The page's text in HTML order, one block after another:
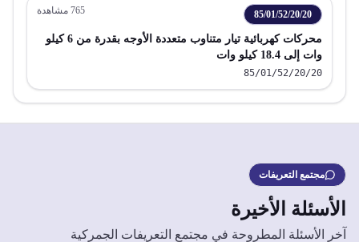
85/01/52/20/20
765 مشاهدة
محركات كهربائية تيار متناوب متعددة الأوجه بقدرة من 6 كيلو
وات إلى 18.4 كيلو وات
85/01/52/20/20
مجتمع التعريفات
الأسئلة الأخيرة
آخر الأسئلة المطروحة في مجتمع التعريفات الجمركية